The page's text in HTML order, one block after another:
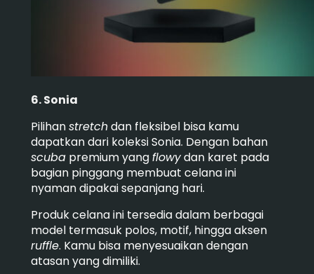
6. Sonia
Pilihanstretchdan fleksibel bisa kamu
dapatkan dari koleksi Sonia. Dengan bahan
scubapremium yangflowydan karet pada
bagian pinggang membuat celana ini
nyaman dipakai sepanjang hari.
Produk celana ini tersedia dalam berbagai
model termasuk polos, motif, hingga aksen
ruffle. Kamu bisa menyesuaikan dengan
atasan yang dimiliki.